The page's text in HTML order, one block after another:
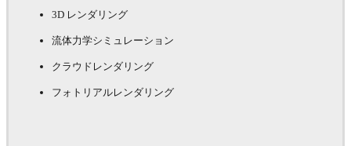
3D レンダリング
流体力学シミュレーション
クラウドレンダリング
フォトリアルレンダリング